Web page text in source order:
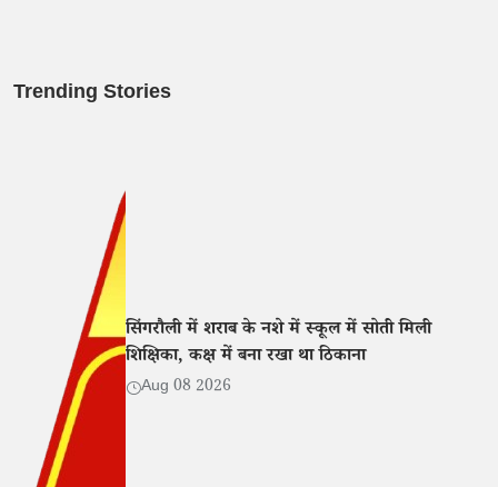
Trending Stories
सिंगरौली में शराब के नशे में स्कूल में सोती मिली
शिक्षिका, कक्ष में बना रखा था ठिकाना
Aug 08 2026